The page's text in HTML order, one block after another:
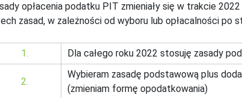
opłacenia podatku PIT zmieniały się w trakcie
zasad, w zależności od wyboru lub opłacalności po
1. Dla całego roku 2022 stosuję zasady
2.
Wybieram zasadę podstawową plus
(zmieniam formę opodatkowania)